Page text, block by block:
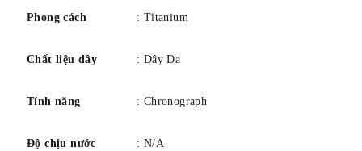
Phong cách : Titanium
Chất liệu dây : Dây Da
Tính năng : Chronograph
Độ chịu nước : N/A